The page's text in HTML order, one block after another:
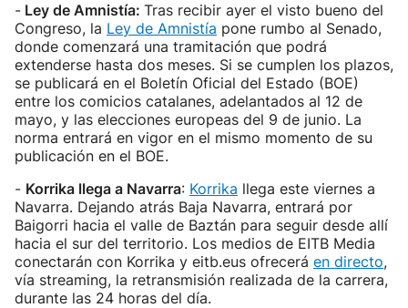
- Ley de Amnistía: Tras recibir ayer el visto bueno del
Congreso, la Ley de Amnistía pone rumbo al Senado,
donde comenzará una tramitación que podrá
extenderse hasta dos meses. Si se cumplen los plazos,
se publicará en el Boletín Oficial del Estado (BOE)
entre los comicios catalanes, adelantados al 12 de
mayo, y las elecciones europeas del 9 de junio. La
norma entrará en vigor en el mismo momento de su
publicación en el BOE.
- Korrika llega a Navarra: Korrika llega este viernes a
Navarra. Dejando atrás Baja Navarra, entrará por
Baigorri hacia el valle de Baztán para seguir desde allí
hacia el sur del territorio. Los medios de EITB Media
conectarán con Korrika y eitb.eus ofrecerá en directo,
vía streaming, la retransmisión realizada de la carrera,
durante las 24 horas del día.